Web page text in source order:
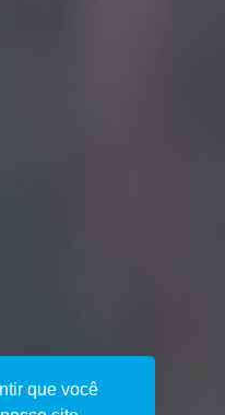
que você